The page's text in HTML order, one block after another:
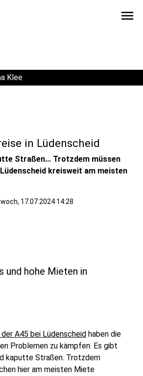
menu
Klee
in Lüdenscheid
Straßen... Trotzdem müssen
kreisweit am meisten
17.07.2024 14:28
und hohe Mieten in
A45 bei Lüdenscheid haben die
Problemen zu kämpfen. Es gibt
kaputte Straßen. Trotzdem
hier am meisten Miete